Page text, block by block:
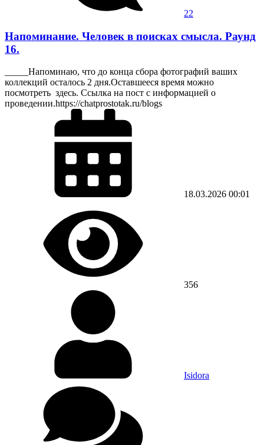
22
Напоминание. Человек в поисках смысла. Раунд
16.
_____Напоминаю, что до конца сбора фотографий ваших
коллекций осталось 2 дня.Оставшееся время можно
посмотреть здесь. Ссылка на пост с информацией о
проведении.https://chatprostotak.ru/blogs
18.03.2026 00:01
356
Isidora